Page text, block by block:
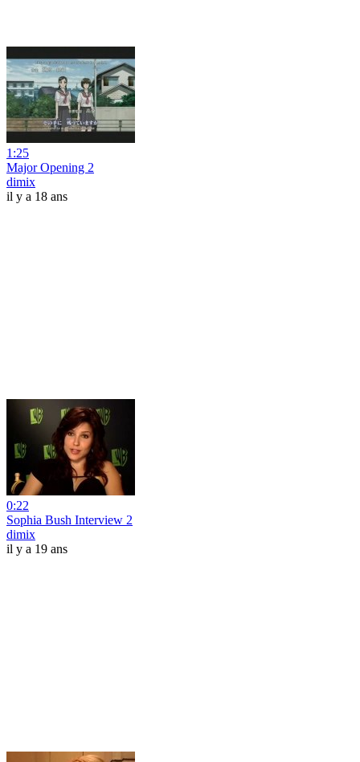
1:25
Major Opening 2
dimix
il y a 18 ans
0:22
Sophia Bush Interview 2
dimix
il y a 19 ans